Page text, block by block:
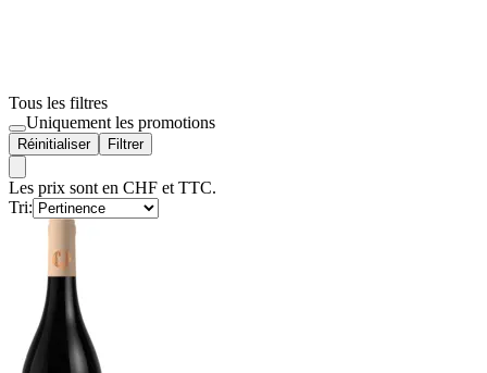
Tous les filtres
Uniquement les promotions
Réinitialiser Filtrer
Les prix sont en CHF et TTC.
Tri: